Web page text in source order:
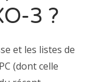
3 ?
et les listes de
(dont celle